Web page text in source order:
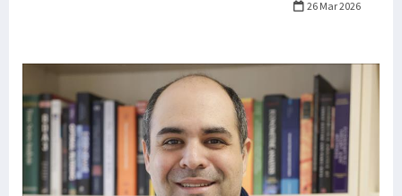
26 Mar 2026